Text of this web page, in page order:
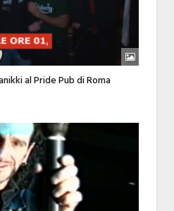
al Pride Pub di Roma